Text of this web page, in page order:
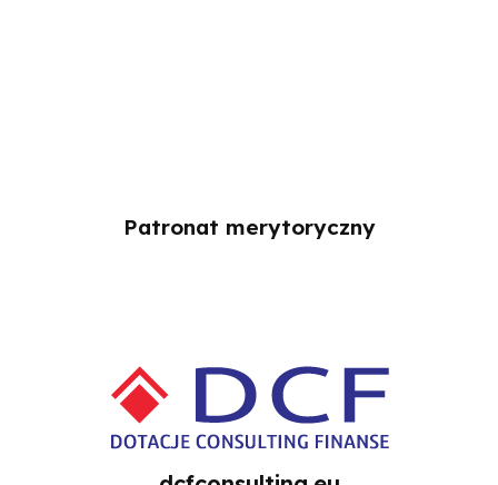
Patronat merytoryczny